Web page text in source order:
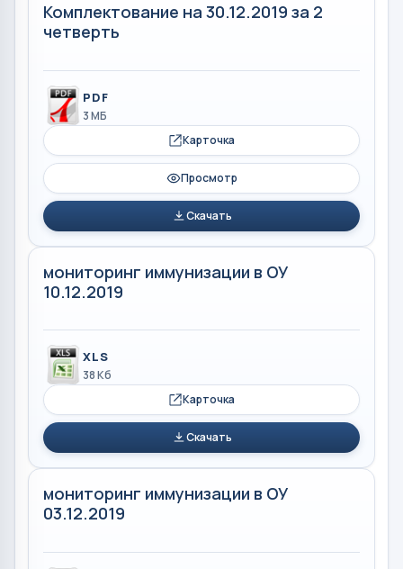
Комплектование на 30.12.2019 за 2
четверть
PDF
3 МБ
Карточка
Просмотр
Скачать
мониторинг иммунизации в ОУ
10.12.2019
XLS
38 Кб
Карточка
Скачать
мониторинг иммунизации в ОУ
03.12.2019